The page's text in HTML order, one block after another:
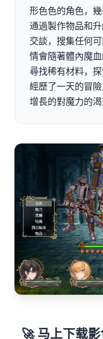
形色色的角色，
通過製作物品和
交談，搜集任何
情會隨著體內魔
尋找稀有材料，
經歷了一天的冒
增長的對魔力的
🚀 马上下载